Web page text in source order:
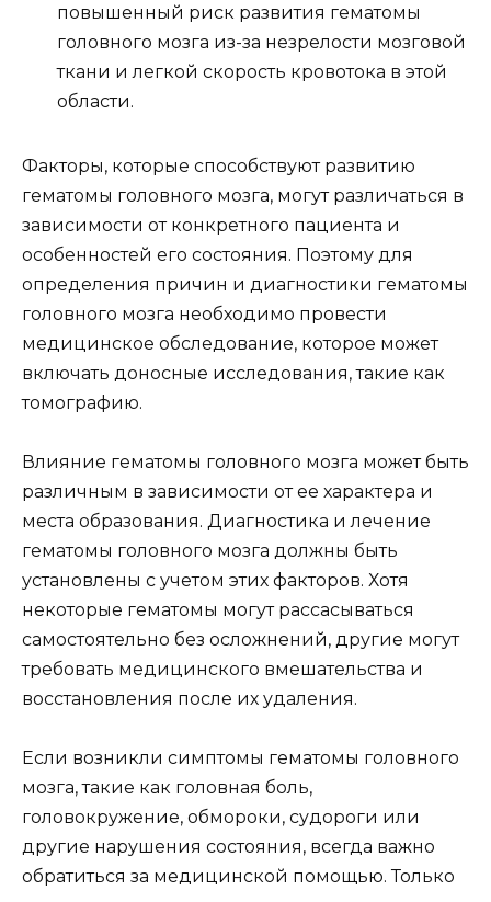
повышенный риск развития гематомы
головного мозга из-за незрелости мозговой
ткани и легкой скорость кровотока в этой
области.
Факторы, которые способствуют развитию
гематомы головного мозга, могут различаться в
зависимости от конкретного пациента и
особенностей его состояния. Поэтому для
определения причин и диагностики гематомы
головного мозга необходимо провести
медицинское обследование, которое может
включать доносные исследования, такие как
томографию.
Влияние гематомы головного мозга может быть
различным в зависимости от ее характера и
места образования. Диагностика и лечение
гематомы головного мозга должны быть
установлены с учетом этих факторов. Хотя
некоторые гематомы могут рассасываться
самостоятельно без осложнений, другие могут
требовать медицинского вмешательства и
восстановления после их удаления.
Если возникли симптомы гематомы головного
мозга, такие как головная боль,
головокружение, обмороки, судороги или
другие нарушения состояния, всегда важно
обратиться за медицинской помощью. Только